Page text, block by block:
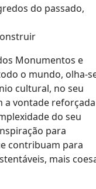
do passado,
Monumentos e
o mundo, olha-
cultural, no seu
a vontade reforçada
do seu
para
contribuam para
mais